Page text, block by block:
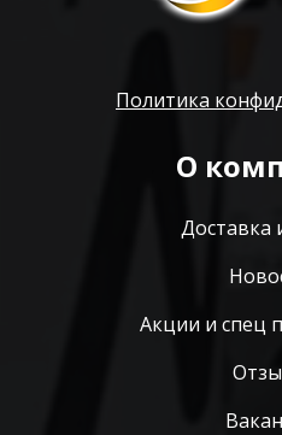
Политика
О
Доставка
Акции и спец